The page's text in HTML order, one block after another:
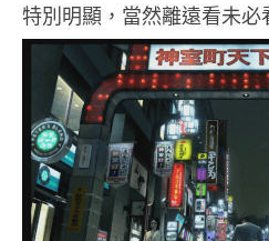
特別明顯，當然離遠看未必